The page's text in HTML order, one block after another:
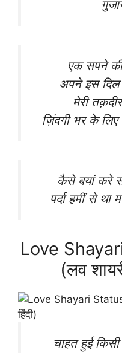
एक सपने
अपने इस
मेरी
ज़िंदगी भर के
कैसे बयां करे
पर्दा हमीं से था
Love
(लव
चाहत हुई